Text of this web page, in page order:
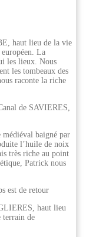
haut lieu de la vie
La
les lieux. Nous
les tombeaux des
raconte la riche
de SAVIERES,
baigné par
l’huile de noix
très riche au point
Patrick nous
est de retour
haut lieu
terrain de